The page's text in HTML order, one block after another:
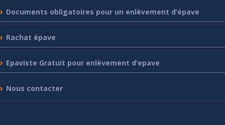
Documents obligatoires pour un enlèvement d’épave
Rachat épave
Epaviste Gratuit pour enlèvement d’epave
Nous contacter